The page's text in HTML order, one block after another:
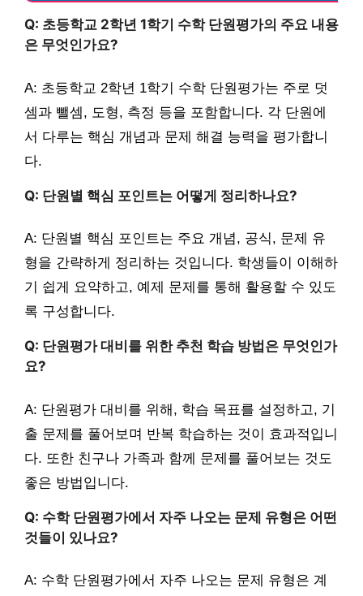
Q: 초등학교 2학년 1학기 수학 단원평가의 주요 내용
은 무엇인가요?
A: 초등학교 2학년 1학기 수학 단원평가는 주로 덧
셈과 뺄셈, 도형, 측정 등을 포함합니다. 각 단원에
서 다루는 핵심 개념과 문제 해결 능력을 평가합니
다.
Q: 단원별 핵심 포인트는 어떻게 정리하나요?
A: 단원별 핵심 포인트는 주요 개념, 공식, 문제 유
형을 간략하게 정리하는 것입니다. 학생들이 이해하
기 쉽게 요약하고, 예제 문제를 통해 활용할 수 있도
록 구성합니다.
Q: 단원평가 대비를 위한 추천 학습 방법은 무엇인가
요?
A: 단원평가 대비를 위해, 학습 목표를 설정하고, 기
출 문제를 풀어보며 반복 학습하는 것이 효과적입니
다. 또한 친구나 가족과 함께 문제를 풀어보는 것도
좋은 방법입니다.
Q: 수학 단원평가에서 자주 나오는 문제 유형은 어떤
것들이 있나요?
A: 수학 단원평가에서 자주 나오는 문제 유형은 계